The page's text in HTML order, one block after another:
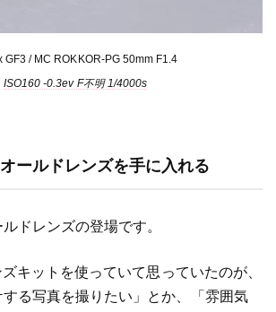
GF3 / MC ROKKOR-PG 50mm F1.4
ISO160 -0.3ev F不明 1/4000s
ールドレンズを手に入れる
ドレンズの登場です。
キットを使っていて思っていたのが、
する写真を撮りたい」とか、「雰囲気